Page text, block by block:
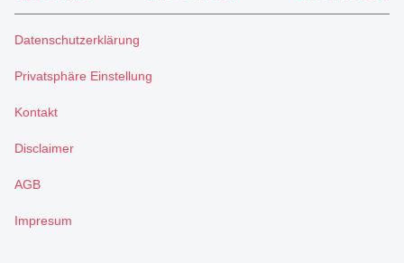
Datenschutzerklärung
Privatsphäre Einstellung
Kontakt
Disclaimer
AGB
Impresum